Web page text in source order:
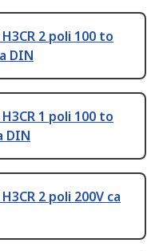
2 poli 100 to
DIN
1 poli 100 to
DIN
2 poli 200V ca